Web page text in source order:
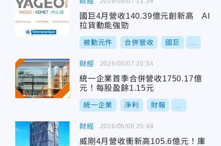
國巨4月營收140.39億元創新高 AI
拉貨動能強勁
被動元件 合併營收 國巨
財經
統一企業首季合併營收1750.17億
元！每股盈餘1.15元
統一企業 淨利 財報
2026/05/07 20:34
財經
威剛4月營收衝新高105.6億元！庫
2026/05/06 20:48